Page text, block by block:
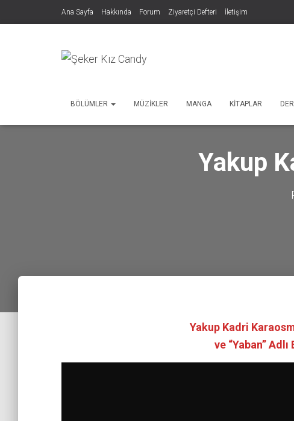
Ana Sayfa Hakkında Forum Ziyaretçi Defteri İletişim
BÖLÜMLER MÜZIKLER MANGA KITAPLAR
Yakup
Yakup Kadri
ve “Yaban”